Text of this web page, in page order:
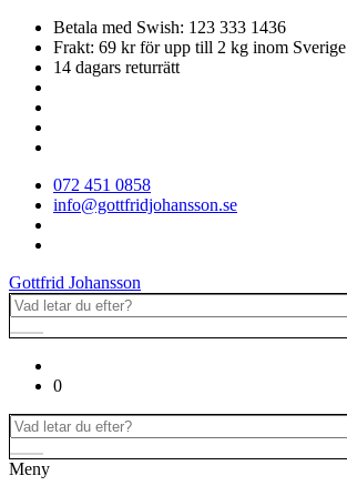
Betala med Swish: 123 333 1436
Frakt: 69 kr för upp till 2 kg inom Sverige
14 dagars returrätt
072 451 0858
info@gottfridjohansson.se
Gottfrid Johansson
0
Meny